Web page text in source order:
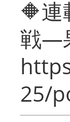
🔶
戦―
25/